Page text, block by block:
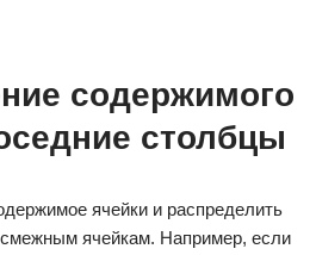
содержимого
столбцы
ячейки и распределить
смежным ячейкам. Например, если